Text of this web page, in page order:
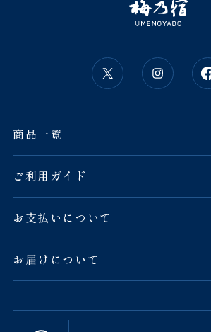
商品一覧
ご利用ガイド
お支払いについて
お届けについて